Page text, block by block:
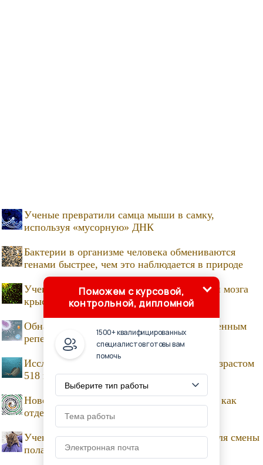
Ученые превратили самца мыши в самку,
используя «мусорную» ДНК
Бактерии в организме человека обмениваются
генами быстрее, чем это наблюдается в природе
Ученые нашли различия между нейронами мозга
крысы и человека
Обнаружены гигантские вирусы с расширенным
репертуаром генов для синтеза белка
Исследована нервная система существа возрастом
518 миллионов лет
Новое древо жизни включит «симбиомов» как
отдельные организмы
Ученые применили технологию CRISPR для смены
пола потомства мышей
Поможем с курсовой,
контрольной, дипломной
1500+ квалифицированных
специалистов готовы вам
помочь